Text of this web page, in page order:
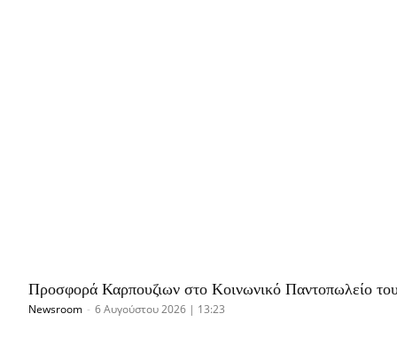
Προσφορά Καρπουζιων στο Κοινωνικό Παντοπωλείο
Newsroom - 6 Αυγούστου 2026 | 13:23